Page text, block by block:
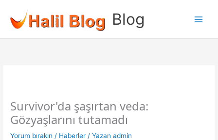
Blog
Survivor'da şaşırtan veda:
Gözyaşlarını tutamadı
Yorum bırakın / Haberler / Yazan admin